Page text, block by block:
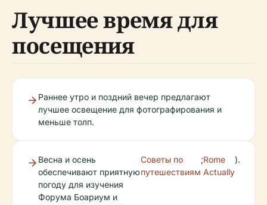
Лучшее время для
посещения
Раннее утро и поздний вечер предлагают
лучшее освещение для фотографирования и
меньше толп.
Весна и осень
обеспечивают приятную
погоду для изучения
Форума Боариум и
Советы по
путешествиям
;Rome
Actually
).